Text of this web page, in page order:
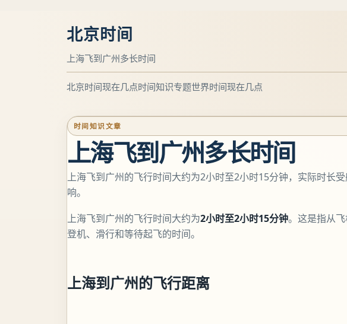
北京时间
上海飞到广州多长时间
北京时间现在几点时间知识专题世界时间现在几点
时间知识文章
上海飞到广州多长时间
上海飞到广州的飞行时间大约为2小时至2小时15分钟，实际时长
响。
上海飞到广州的飞行时间大约为2小时至2小时15分钟。这是指从
登机、滑行和等待起飞的时间。
上海到广州的飞行距离